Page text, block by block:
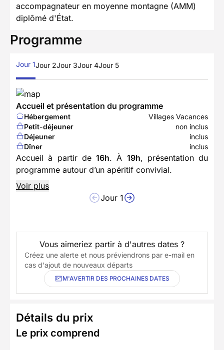
accompagnateur en moyenne montagne (AMM)
diplômé d'État.
Programme
Jour 1Jour 2Jour 3Jour 4Jour 5
Accueil et présentation du programme
Hébergement
Villages Vacances
Petit-déjeuner
non inclus
Déjeuner
inclus
Dîner
inclus
Accueil à partir de 16h. À 19h, présentation du
programme autour d’un apéritif convivial.
Voir plus
Jour 1
Vous aimeriez partir à d'autres dates ?
Créez une alerte et nous préviendrons par e-mail en
cas d'ajout de nouveaux départs
M'AVERTIR DES PROCHAINES DATES
Détails du prix
Le prix comprend